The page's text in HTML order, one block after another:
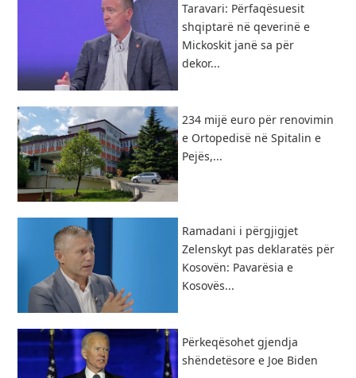
Taravari: Përfaqësuesit
shqiptarë në qeverinë e
Mickoskit janë sa për
dekor...
234 mijë euro për renovimin
e Ortopedisë në Spitalin e
Pejës,...
Ramadani i përgjigjet
Zelenskyt pas deklaratës për
Kosovën: Pavarësia e
Kosovës...
Përkeqësohet gjendja
shëndetësore e Joe Biden